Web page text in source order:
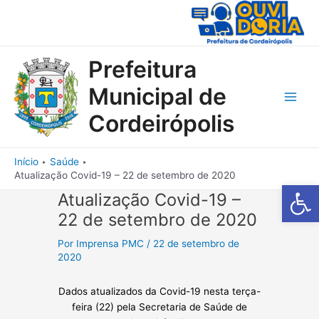
Barra de
Prefeitura
Municipal de
Cordeirópolis
Início
Saúde
Atualização Covid-19 – 22 de setembro de 2020
Atualização Covid-19 –
22 de setembro de 2020
Por Imprensa PMC / 22 de setembro de
2020
Dados atualizados da Covid-19 nesta terça-
feira (22) pela Secretaria de Saúde de